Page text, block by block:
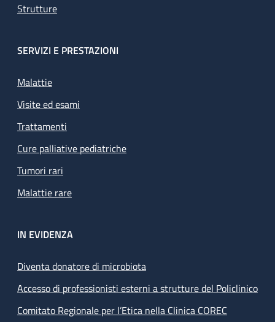
Strutture
SERVIZI E PRESTAZIONI
Malattie
Visite ed esami
Trattamenti
Cure palliative pediatriche
Tumori rari
Malattie rare
IN EVIDENZA
Diventa donatore di microbiota
Accesso di professionisti esterni a strutture del Policlinico
Comitato Regionale per l’Etica nella Clinica COREC